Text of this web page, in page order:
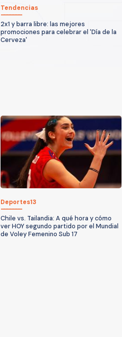
Tendencias
2x1 y barra libre: las mejores
promociones para celebrar el 'Día de la
Cerveza'
Deportes13
Chile vs. Tailandia: A qué hora y cómo
ver HOY segundo partido por el Mundial
de Voley Femenino Sub 17